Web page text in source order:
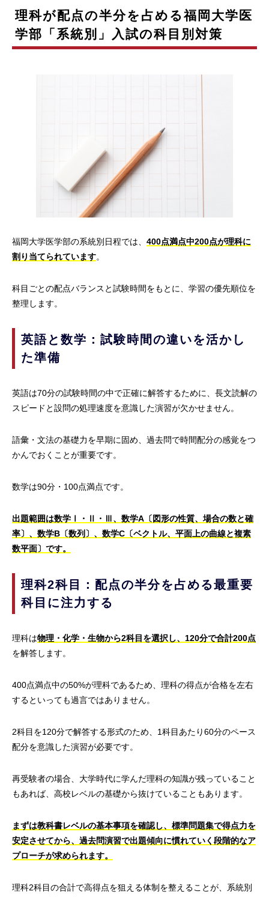
理科が配点の半分を占める福岡大学医
学部「系統別」入試の科目別対策
福岡大学医学部の系統別日程では、 400点満点中200点が理科に
割り当てられています。
科目ごとの配点バランスと試験時間をもとに、学習の優先順位を
整理します。
英語と数学：試験時間の違いを活かし
た準備
英語は70分の試験時間の中で正確に解答するために、長文読解の
スピードと設問の処理速度を意識した演習が欠かせません。
語彙・文法の基礎力を早期に固め、過去問で時間配分の感覚をつ
かんでおくことが重要です。
数学は90分・100点満点です。
出題範囲は数学Ⅰ・Ⅱ・Ⅲ、数学A〔図形の性質、場合の数と確
率〕、数学B〔数列〕、数学C〔ベクトル、平面上の曲線と複素
数平面〕です。
理科2科目：配点の半分を占める最重要
科目に注力する
理科は物理・化学・生物から2科目を選択し、120分で合計200点
を解答します。
400点満点中の50%が理科であるため、理科の得点が合格を左右
するといっても過言ではありません。
2科目を120分で解答する形式のため、1科目あたり60分のペース
配分を意識した演習が必要です。
再受験者の場合、大学時代に学んだ理科の知識が残っていること
もあれば、高校レベルの基礎から抜けていることもあります。
まずは教科書レベルの基本事項を確認し、標準問題集で得点力を
安定させてから、過去問演習で出題傾向に慣れていく段階的なア
プローチが求められます。
理科2科目の合計で高得点を狙える体制を整えることが、系統別